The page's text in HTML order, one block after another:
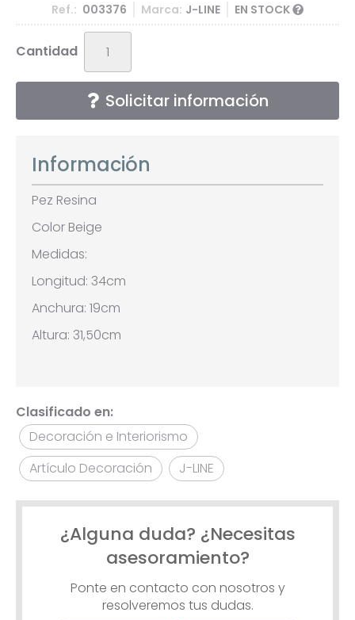
Ref.: 003376 Marca: J-LINE EN STOCK
Cantidad
Solicitar información
Información
Pez Resina
Color Beige
Medidas:
Longitud: 34cm
Anchura: 19cm
Altura: 31,50cm
Clasificado en:
Decoración e Interiorismo
Artículo Decoración
J-LINE
¿Alguna duda? ¿Necesitas
asesoramiento?
Ponte en contacto con nosotros y
resolveremos tus dudas.